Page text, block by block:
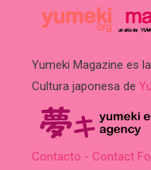
Yumeki Magazine es
Cultura japonesa de
Contacto - Contact